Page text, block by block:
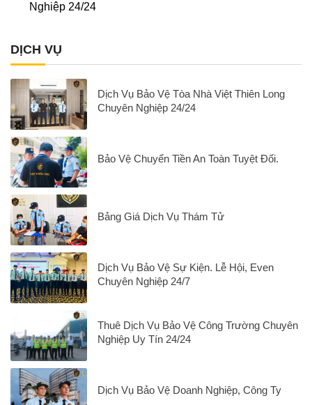
Nghiệp 24/24
DỊCH VỤ
Dịch Vụ Bảo Vệ Tòa Nhà Việt Thiên Long
Chuyên Nghiệp 24/24
Bảo Vệ Chuyển Tiền An Toàn Tuyệt Đối.
Bảng Giá Dịch Vụ Thám Tử
Dịch Vụ Bảo Vệ Sự Kiện. Lễ Hội, Even
Chuyên Nghiệp 24/7
Thuê Dịch Vụ Bảo Vệ Công Trường Chuyên
Nghiệp Uy Tín 24/24
Dịch Vụ Bảo Vệ Doanh Nghiệp, Công Ty